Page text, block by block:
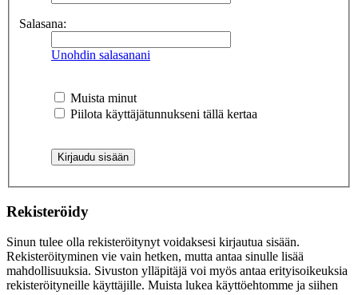
Salasana:
Unohdin salasanani
Muista minut
Piilota käyttäjätunnukseni tällä kertaa
Rekisteröidy
Sinun tulee olla rekisteröitynyt voidaksesi kirjautua sisään.
Rekisteröityminen vie vain hetken, mutta antaa sinulle lisää
mahdollisuuksia. Sivuston ylläpitäjä voi myös antaa erityisoikeuksia
rekisteröityneille käyttäjille. Muista lukea käyttöehtomme ja siihen